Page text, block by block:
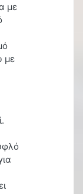
με
με